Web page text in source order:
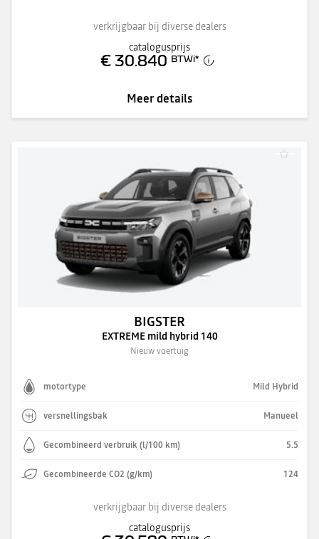
verkrijgbaar bij diverse dealers
catalogusprijs
€ 30.840 BTWi*
Meer details
BIGSTER
EXTREME mild hybrid 140
Nieuw voertuig
motortype Mild Hybrid
versnellingsbak Manueel
Gecombineerd verbruik (l/100 km) 5.5
Gecombineerde CO2 (g/km) 124
verkrijgbaar bij diverse dealers
catalogusprijs